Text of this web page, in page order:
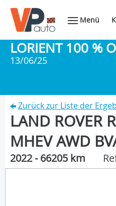
Menü
LORIENT 100 %
13/06/25
Zurück zur Liste der
LAND ROVER
MHEV AWD
2022 - 66205 km